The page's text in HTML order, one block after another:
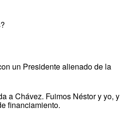
un Presidente alienado de la
a Chávez. Fuimos Néstor y yo, y
financiamiento.